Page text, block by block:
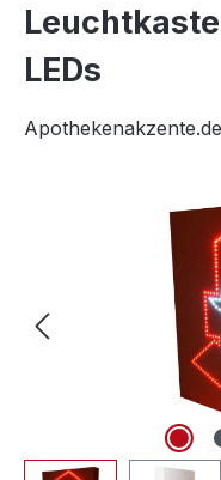
LEDs
Apothekenakzente.de